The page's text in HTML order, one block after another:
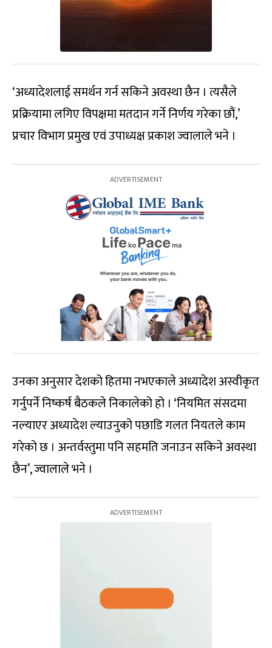
‘अध्यादेशलाई समर्थन गर्न सकिने अवस्था छैन । त्यसैले
प्रक्रियामा लगिए विपक्षमा मतदान गर्ने निर्णय गरेका छौं,’
प्रचार विभाग प्रमुख एवं उपाध्यक्ष प्रकाश ज्वालाले भने ।
उनका अनुसार देशको हितमा नभएकाले अध्यादेश अस्वीकृत
गर्नुपर्ने निष्कर्ष बैठकले निकालेको हो । ‘नियमित संसदमा
नल्याएर अध्यादेश ल्याउनुको पछाडि गलत नियतले काम
गरेको छ । अन्तर्वस्तुमा पनि सहमति जनाउन सकिने अवस्था
छैन’, ज्वालाले भने ।